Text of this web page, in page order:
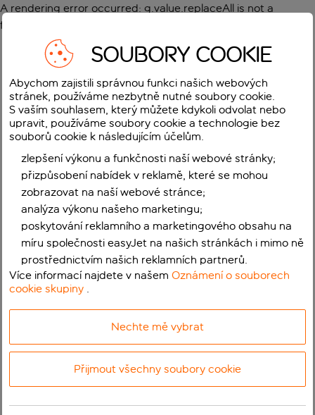
A rendering error occurred: g.value.replaceAll is not a
function
SOUBORY COOKIE
Abychom zajistili správnou funkci našich webových
stránek, používáme nezbytně nutné soubory cookie.
S vaším souhlasem, který můžete kdykoli odvolat nebo
upravit, používáme soubory cookie a technologie bez
souborů cookie k následujícím účelům.
zlepšení výkonu a funkčnosti naší webové stránky;
přizpůsobení nabídek v reklamě, které se mohou
zobrazovat na naší webové stránce;
analýza výkonu našeho marketingu;
poskytování reklamního a marketingového obsahu na
míru společnosti easyJet na našich stránkách i mimo ně
prostřednictvím našich reklamních partnerů.
Více informací najdete v našemOznámení o souborech
cookie skupiny .
Nechte mě vybrat
Přijmout všechny soubory cookie